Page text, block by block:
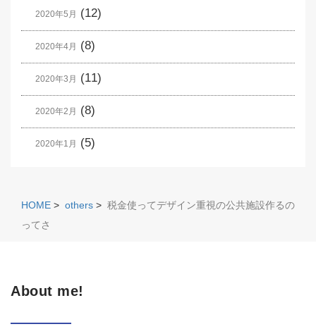
2020年5月 (12)
2020年4月 (8)
2020年3月 (11)
2020年2月 (8)
2020年1月 (5)
HOME > others > 税金使ってデザイン重視の公共施設作るの
ってさ
About me!